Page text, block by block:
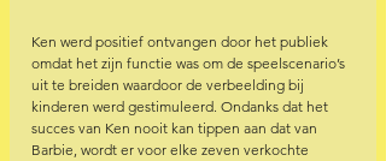
Ken werd positief ontvangen door het publiek
omdat het zijn functie was om de speelscenario’s
uit te breiden waardoor de verbeelding bij
kinderen werd gestimuleerd. Ondanks dat het
succes van Ken nooit kan tippen aan dat van
Barbie, wordt er voor elke zeven verkochte